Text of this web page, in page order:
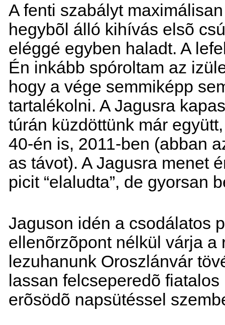
A fenti szabályt
hegybõl álló kihívás elsõ
eléggé egyben haladt. A
Én inkább spóroltam az
hogy a vége semmiképp
tartalékolni. A Jagusra
túrán küzdöttünk már
40-én is, 2011-ben (abban
as távot). A Jagusra menet
picit “elaludta”, de gyorsan
Jaguson idén a csodálatos
ellenõrzõpont nélkül várja a
lezuhanunk Oroszlánvár
lassan felcseperedõ
erõsödõ napsütéssel